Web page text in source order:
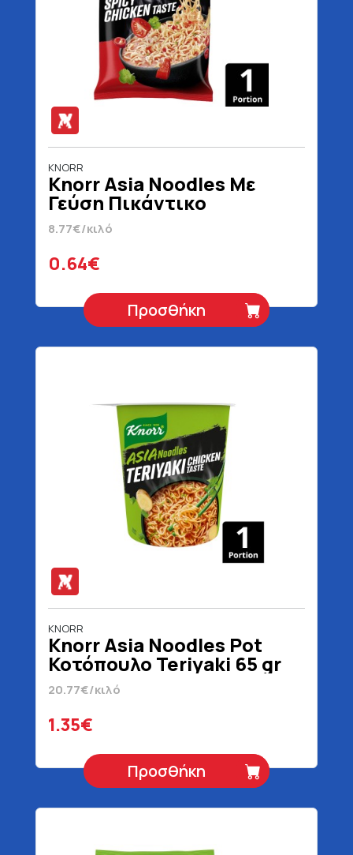
KNORR
Knorr Asia Noodles Με
Γεύση Πικάντικο
Κοτόπουλο 73 gr
8.77€/κιλό
0.64€
Προσθήκη
KNORR
Knorr Asia Noodles Pot
Κοτόπουλο Teriyaki 65 gr
20.77€/κιλό
1.35€
Προσθήκη